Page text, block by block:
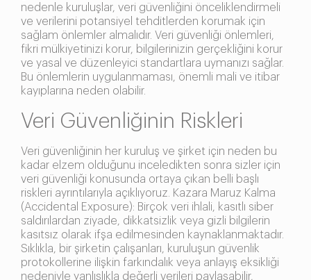
nedenle kuruluşlar, veri güvenliğini önceliklendirmeli
ve verilerini potansiyel tehditlerden korumak için
sağlam önlemler almalıdır. Veri güvenliği önlemleri,
fikri mülkiyetinizi korur, bilgilerinizin gerçekliğini korur
ve yasal ve düzenleyici standartlara uymanızı sağlar.
Bu önlemlerin uygulanmaması, önemli mali ve itibar
kayıplarına neden olabilir.
Veri Güvenliğinin Riskleri
Veri güvenliğinin her kuruluş ve şirket için neden bu
kadar elzem olduğunu inceledikten sonra sizler için
veri güvenliği konusunda ortaya çıkan belli başlı
riskleri ayrıntılarıyla açıklıyoruz. Kazara Maruz Kalma
(Accidental Exposure): Birçok veri ihlali, kasıtlı siber
saldırılardan ziyade, dikkatsizlik veya gizli bilgilerin
kasıtsız olarak ifşa edilmesinden kaynaklanmaktadır.
Sıklıkla, bir şirketin çalışanları, kuruluşun güvenlik
protokollerine ilişkin farkındalık veya anlayış eksikliği
nedeniyle yanlışlıkla değerli verileri paylaşabilir,